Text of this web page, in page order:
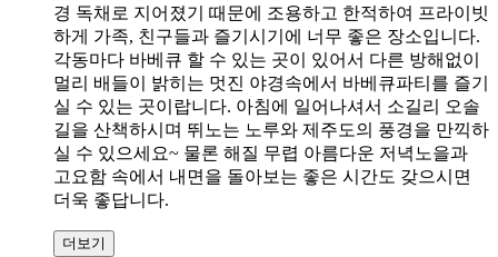
경 독채로 지어졌기 때문에 조용하고 한적하여 프라이빗
하게 가족, 친구들과 즐기시기에 너무 좋은 장소입니다.
각동마다 바베큐 할 수 있는 곳이 있어서 다른 방해없이
멀리 배들이 밝히는 멋진 야경속에서 바베큐파티를 즐기
실 수 있는 곳이랍니다. 아침에 일어나셔서 소길리 오솔
길을 산책하시며 뛰노는 노루와 제주도의 풍경을 만끽하
실 수 있으세요~ 물론 해질 무렵 아름다운 저녁노을과
고요함 속에서 내면을 돌아보는 좋은 시간도 갖으시면
더욱 좋답니다.
더보기